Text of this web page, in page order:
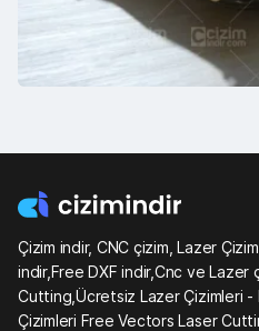
Çizim indir, CNC çizim, Lazer
indir,Free DXF indir,Cnc ve
Cutting,Ücretsiz Lazer Çizimleri
Çizimleri Free Vectors Laser